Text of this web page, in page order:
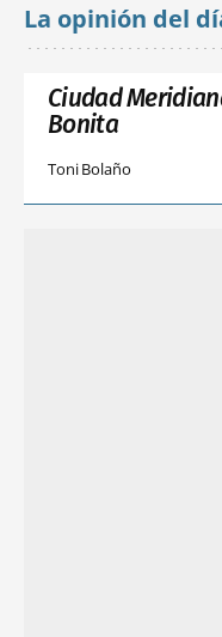
La opinión del
Ciudad
Bonita
Toni Bolaño